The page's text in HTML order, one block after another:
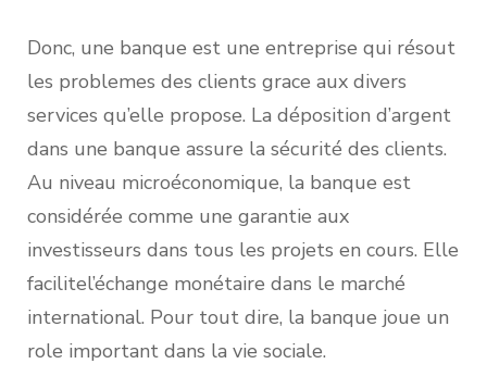
Donc, une banque est une entreprise qui résout
les problemes des clients grace aux divers
services qu’elle propose. La déposition d’argent
dans une banque assure la sécurité des clients.
Au niveau microéconomique, la banque est
considérée comme une garantie aux
investisseurs dans tous les projets en cours. Elle
facilitel’échange monétaire dans le marché
international. Pour tout dire, la banque joue un
role important dans la vie sociale.